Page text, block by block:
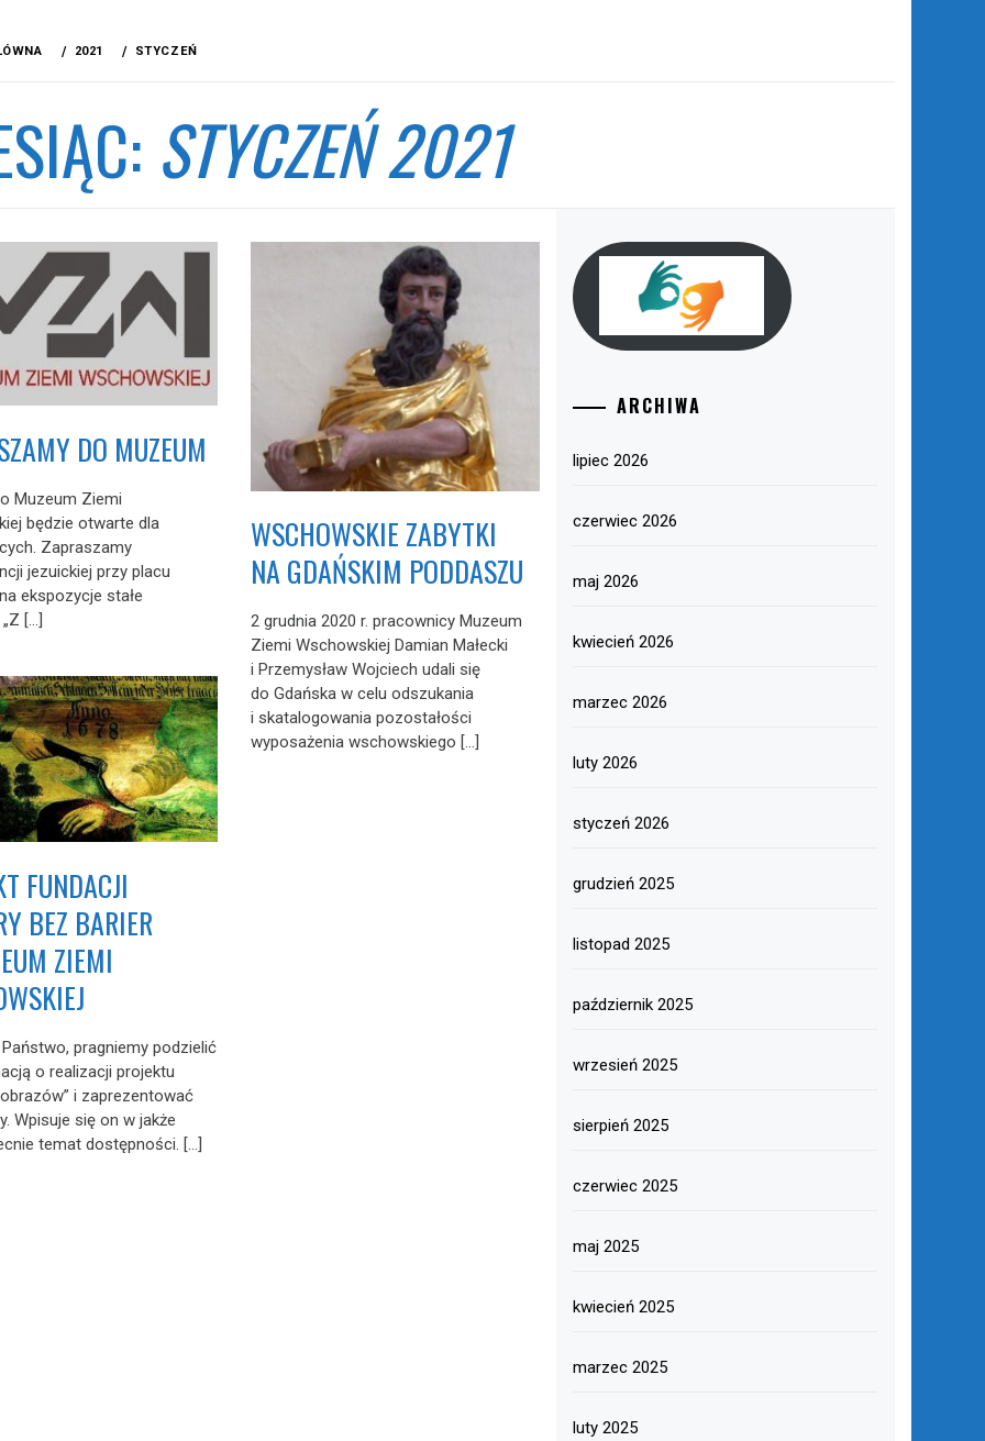
2021 STYCZEŃ
STYCZEŃ 2021
DO MUZEUM
Muzeum Ziemi
będzie otwarte dla
Zapraszamy
jezuickiej przy placu
ekspozycje stałe
[…]
WSCHOWSKIE ZABYTKI
NA GDAŃSKIM PODDASZU
2 grudnia 2020 r. pracownicy Muzeum
Ziemi Wschowskiej Damian Małecki
i Przemysław Wojciech udali się
do Gdańska w celu odszukania
i skatalogowania pozostałości
wyposażenia wschowskiego […]
FUNDACJI
BEZ BARIER
ZIEMI
pragniemy podzielić
o realizacji projektu
i zaprezentować
Wpisuje się on w jakże
temat dostępności. […]
ARCHIWA
lipiec 2026
czerwiec 2026
maj 2026
kwiecień 2026
marzec 2026
luty 2026
styczeń 2026
grudzień 2025
listopad 2025
październik 2025
wrzesień 2025
sierpień 2025
czerwiec 2025
maj 2025
kwiecień 2025
marzec 2025
luty 2025